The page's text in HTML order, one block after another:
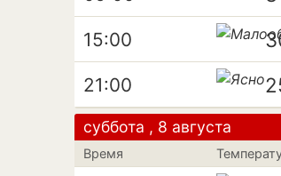
15:00
21:00
суббота , 8 августа
Время